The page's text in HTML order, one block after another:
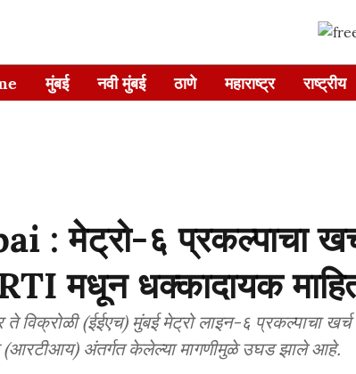
मुंबई नवी मुंबई ठाणे महाराष्ट्र राष्ट्रीय
: मेट्रो-६ प्रकल्पाचा
मधून धक्कादायक
ते विक्रोळी (ईईएच) मुंबई मेट्रो लाइन-६ प्रकल्पाचा
(आरटीआय) अंतर्गत केलेल्या मागणीमुळे उघड झाले आहे.